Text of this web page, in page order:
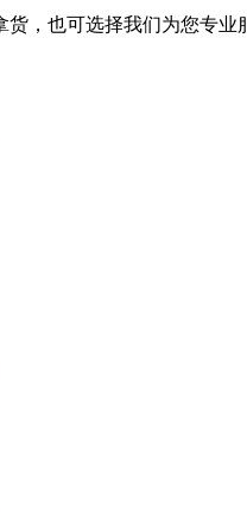
，也可选择我们为您专业